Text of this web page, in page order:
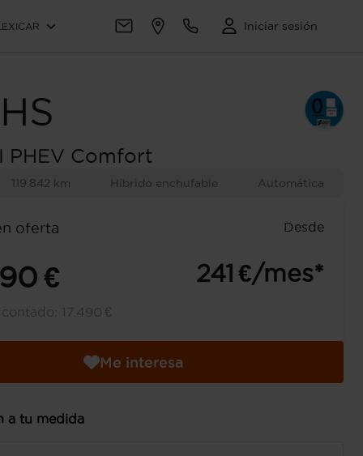
Iniciar sesión
HS
PHEV Comfort
119.842 km Híbrido enchufable Automática
oferta
Desde
€ 241 €/mes*
17.490 €
Me interesa
a tu medida